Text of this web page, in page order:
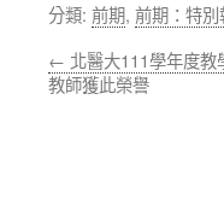
分類: 前期, 前期：特別
← 北醫大111學年度
教師獲此榮譽